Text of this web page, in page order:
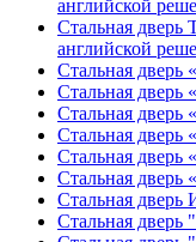
английской
Стальная
английской
Стальная дверь
Стальная дверь
Стальная дверь
Стальная дверь
Стальная дверь
Стальная дверь
Стальная дверь
Стальная дверь